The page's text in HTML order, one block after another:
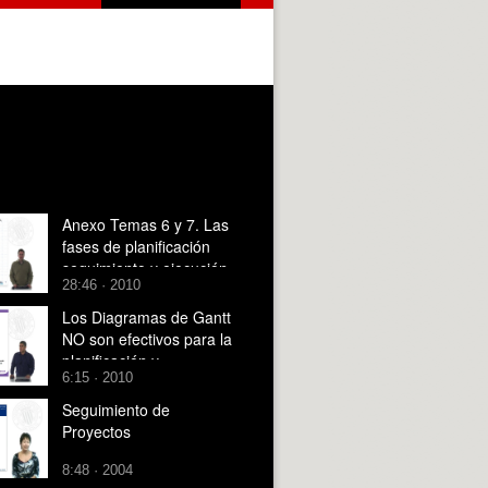
Anexo Temas 6 y 7. Las
fases de planificación
seguimiento y ejecución
de los proyectos de I+D
(parte1)
28:46 · 2010
Los Diagramas de Gantt
NO son efectivos para la
planificación y
seguimiento de proyectos
de desarrollo de software
6:15 · 2010
Seguimiento de
Proyectos
8:48 · 2004